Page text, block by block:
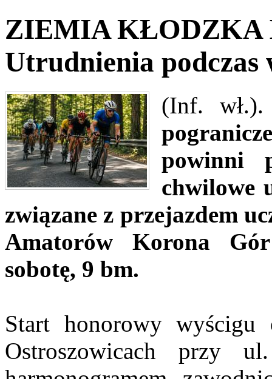
ZIEMIA KŁODZKA
Utrudnienia podczas
(Inf.
powinni
chwilowe
związane z przejazdem
Amatorów Korona
sobotę, 9 bm.
Start honorowy
Ostroszowicach przy